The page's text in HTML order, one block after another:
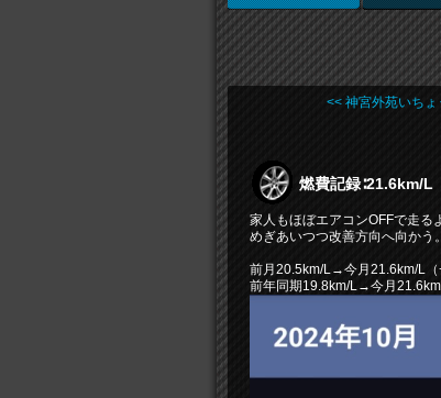
<< 神宮外苑いちょ
燃費記録∶21.6km/L
家人もほぼエアコンOFFで走る
めぎあいつつ改善方向へ向かう
前月20.5km/L→今月21.6km/L（
前年同期19.8km/L→今月21.6km/